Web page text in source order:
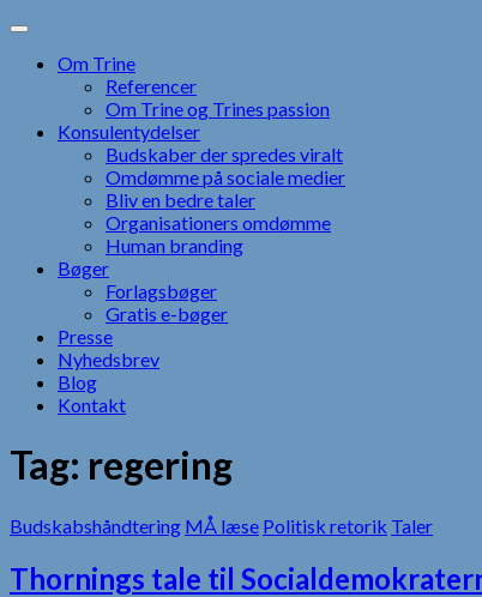
Skip
contentOm Trine
Referencer
Om Trine og Trines passion
Konsulentydelser
Budskaber der spredes viralt
Omdømme på sociale medier
Bliv en bedre taler
Organisationers omdømme
Human branding
Bøger
Forlagsbøger
Gratis e-bøger
Presse
Nyhedsbrev
Blog
Kontakt
Tag: regering
Budskabshåndtering MÅ læse Politisk retorik Taler
Thornings tale til